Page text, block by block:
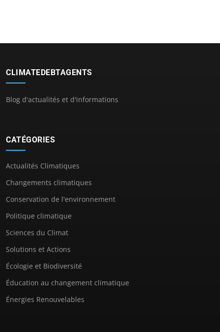
CLIMATEDEBTAGENTS
Blog d'actualités et d'informations
CATÉGORIES
Actualités Climatiques
Changements climatiques
Conservation de l'environnement
Politique climatique
Sciences du Climat
Solutions et Actions
Écologie et Biodiversité
Éducation au changement climatique
Énergies Renouvelables